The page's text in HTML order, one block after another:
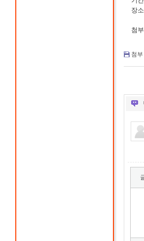
장
첨
첨부